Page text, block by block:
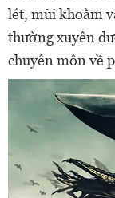
lét, mũi khoằm
thường xuyên
chuyên môn về